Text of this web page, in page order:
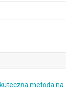
metoda na